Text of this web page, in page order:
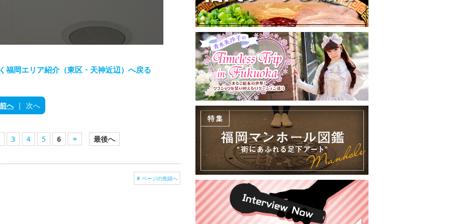
岡エリア紹介（東区・天神近辺）へ戻る
前へ| 次へ
3 4 5 6 最後へ
ページの先頭へ
2023.03.02
リトルスタンド大名店 〜 ヴィーガン・ベジタリアンメニュー
試食ツアー in 福岡市！〜
2023.02.28
東筑軒 折尾本社うどん店